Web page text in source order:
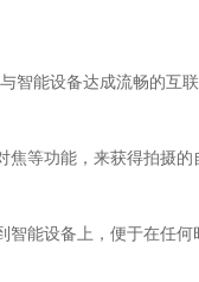
智能设备达成流畅的互联
等功能，来获得拍摄的
能设备上，便于在任何